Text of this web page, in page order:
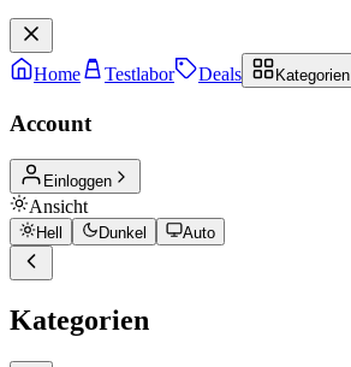
Home Testlabor Deals Kategorien
Account
Einloggen
Ansicht
Hell Dunkel Auto
Kategorien